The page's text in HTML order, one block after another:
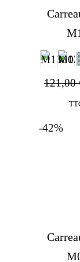
121,00
-42%